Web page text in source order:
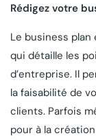
Rédigez votre
Le business
qui détaille les
d’entreprise. Il
la faisabilité de
clients. Parfois
pour à la